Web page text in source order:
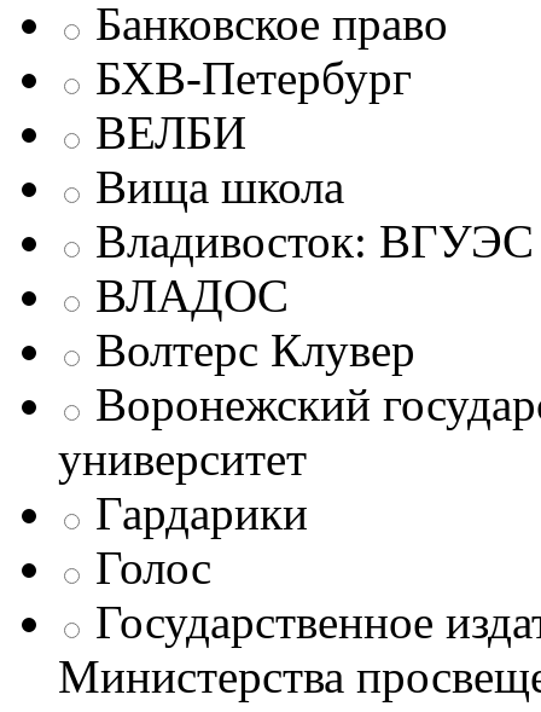
Банковское право
БХВ-Петербург
ВЕЛБИ
Вища школа
Владивосток: ВГУЭС
ВЛАДОС
Волтерс Клувер
Воронежский
университет
Гардарики
Голос
Государственное
Министерства